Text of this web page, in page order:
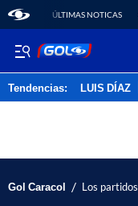
ÚLTIMAS NOTICAS
Tendencias: LUIS DÍAZ
Gol Caracol / Los